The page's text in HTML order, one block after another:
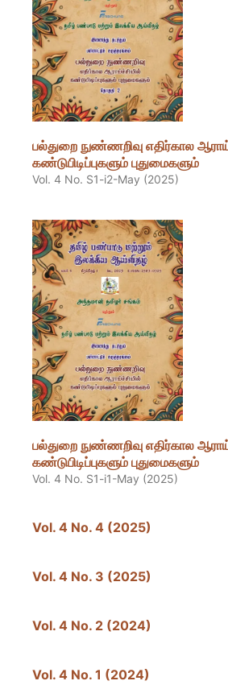
பல்துறை நுண்ணறிவு எதிர்கால
கண்டுபிடிப்புகளும் புதுமைகளும்
Vol. 4 No. S1-i2-May (2025)
பல்துறை நுண்ணறிவு எதிர்கால
கண்டுபிடிப்புகளும் புதுமைகளும்
Vol. 4 No. S1-i1-May (2025)
Vol. 4 No. 4 (2025)
Vol. 4 No. 3 (2025)
Vol. 4 No. 2 (2024)
Vol. 4 No. 1 (2024)